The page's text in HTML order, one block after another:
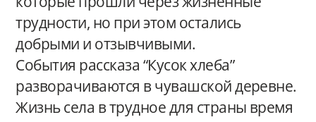
трудности, но при этом остались
добрыми и отзывчивыми.
События рассказа “Кусок хлеба”
разворачиваются в чувашской деревне.
Жизнь села в трудное для страны время